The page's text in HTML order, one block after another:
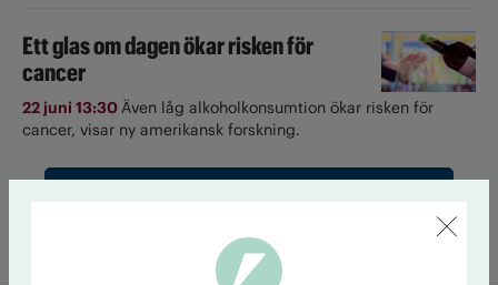
Ett glas om dagen ökar risken för
cancer
22 juni 13:30Även låg alkoholkonsumtion ökar risken för
cancer, visar ny amerikansk forskning.